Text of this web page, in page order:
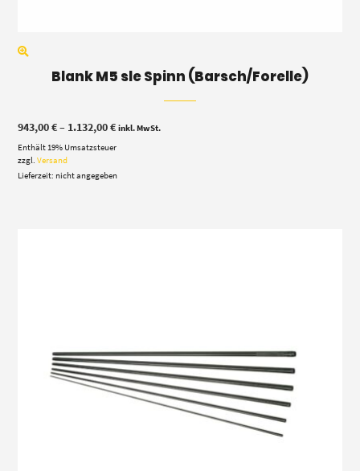
Blank M5 sle Spinn (Barsch/Forelle)
943,00€– 1.132,00€Preisspanne:
bis
inkl. MwSt.
Enthält 19% Umsatzsteuer
zzgl.Versand
Lieferzeit: nicht angegeben